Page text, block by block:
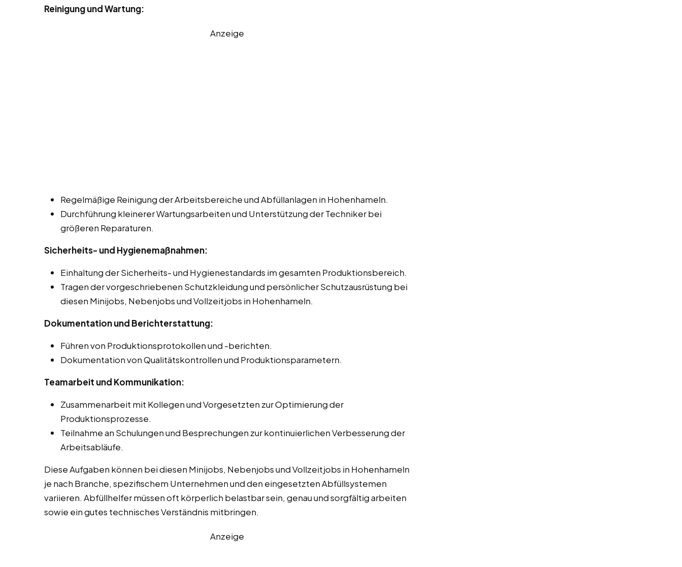
Reinigung und Wartung:
Anzeige
Regelmäßige Reinigung der Arbeitsbereiche und Abfüllanlagen in Hohenhameln.
Durchführung kleinerer Wartungsarbeiten und Unterstützung der Techniker bei
größeren Reparaturen.
Sicherheits- und Hygienemaßnahmen:
Einhaltung der Sicherheits- und Hygienestandards im gesamten Produktionsbereich.
Tragen der vorgeschriebenen Schutzkleidung und persönlicher Schutzausrüstung bei
diesen Minijobs, Nebenjobs und Vollzeitjobs in Hohenhameln.
Dokumentation und Berichterstattung:
Führen von Produktionsprotokollen und -berichten.
Dokumentation von Qualitätskontrollen und Produktionsparametern.
Teamarbeit und Kommunikation:
Zusammenarbeit mit Kollegen und Vorgesetzten zur Optimierung der
Produktionsprozesse.
Teilnahme an Schulungen und Besprechungen zur kontinuierlichen Verbesserung der
Arbeitsabläufe.
Diese Aufgaben können bei diesen Minijobs, Nebenjobs und Vollzeitjobs in Hohenhameln
je nach Branche, spezifischem Unternehmen und den eingesetzten Abfüllsystemen
variieren. Abfüllhelfer müssen oft körperlich belastbar sein, genau und sorgfältig arbeiten
sowie ein gutes technisches Verständnis mitbringen.
Anzeige